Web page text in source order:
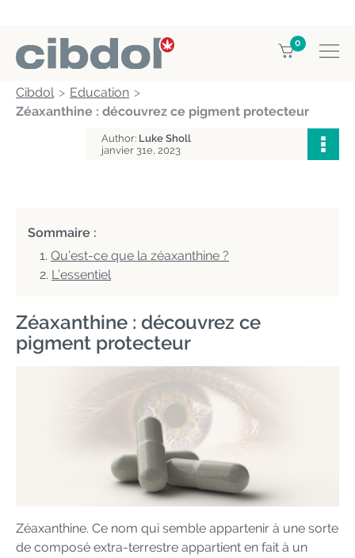
0
Cibdol
Education
Zéaxanthine : découvrez ce pigment protecteur
Author: Luke Sholl
janvier 31e, 2023
Sommaire :
Qu’est-ce que la zéaxanthine ?
L’essentiel
Zéaxanthine : découvrez ce
pigment protecteur
Zéaxanthine. Ce nom qui semble appartenir à une sorte
de composé extra-terrestre appartient en fait à un